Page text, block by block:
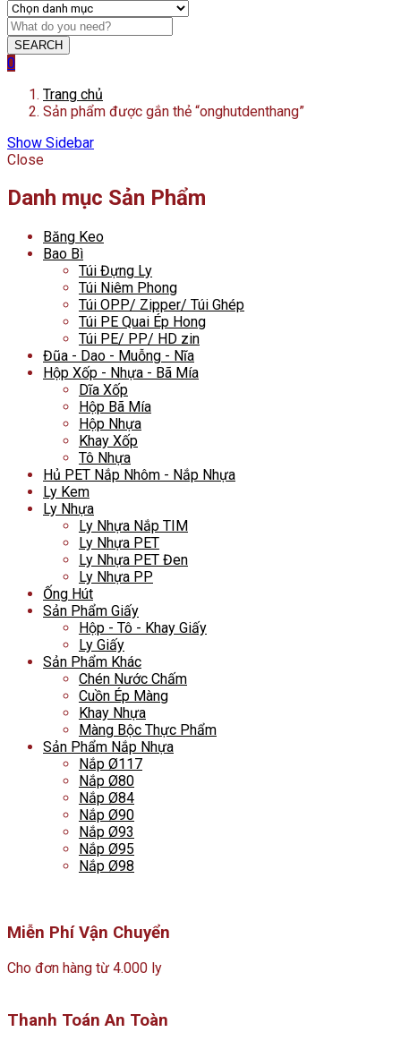
SEARCH
0
Trang chủ
Sản phẩm được gắn thẻ “onghutdenthang”
Show Sidebar
Close
Danh mục Sản Phẩm
Băng Keo
Bao Bì
Túi Đựng Ly
Túi Niêm Phong
Túi OPP/ Zipper/ Túi Ghép
Túi PE Quai Ép Hong
Túi PE/ PP/ HD zin
Đũa - Dao - Muỗng - Nĩa
Hộp Xốp - Nhựa - Bã Mía
Dĩa Xốp
Hộp Bã Mía
Hộp Nhựa
Khay Xốp
Tô Nhựa
Hủ PET Nắp Nhôm - Nắp Nhựa
Ly Kem
Ly Nhựa
Ly Nhựa Nắp TIM
Ly Nhựa PET
Ly Nhựa PET Đen
Ly Nhựa PP
Ống Hút
Sản Phẩm Giấy
Hộp - Tô - Khay Giấy
Ly Giấy
Sản Phẩm Khác
Chén Nước Chấm
Cuồn Ép Màng
Khay Nhựa
Màng Bộc Thực Phẩm
Sản Phẩm Nắp Nhựa
Nắp Ø117
Nắp Ø80
Nắp Ø84
Nắp Ø90
Nắp Ø93
Nắp Ø95
Nắp Ø98
Miễn Phí Vận Chuyển
Cho đơn hàng từ 4.000 ly
Thanh Toán An Toàn